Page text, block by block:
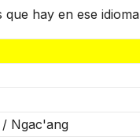
que hay en ese idioma
Ngac'ang